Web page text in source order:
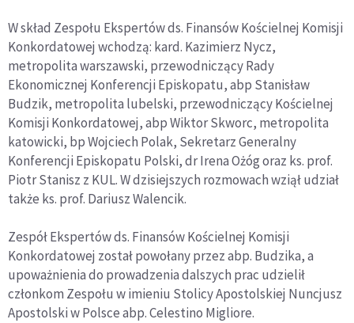
W skład Zespołu Ekspertów ds. Finansów Kościelnej Komisji
Konkordatowej wchodzą: kard. Kazimierz Nycz,
metropolita warszawski, przewodniczący Rady
Ekonomicznej Konferencji Episkopatu, abp Stanisław
Budzik, metropolita lubelski, przewodniczący Kościelnej
Komisji Konkordatowej, abp Wiktor Skworc, metropolita
katowicki, bp Wojciech Polak, Sekretarz Generalny
Konferencji Episkopatu Polski, dr Irena Ożóg oraz ks. prof.
Piotr Stanisz z KUL. W dzisiejszych rozmowach wziął udział
także ks. prof. Dariusz Walencik.
Zespół Ekspertów ds. Finansów Kościelnej Komisji
Konkordatowej został powołany przez abp. Budzika, a
upoważnienia do prowadzenia dalszych prac udzielił
członkom Zespołu w imieniu Stolicy Apostolskiej Nuncjusz
Apostolski w Polsce abp. Celestino Migliore.